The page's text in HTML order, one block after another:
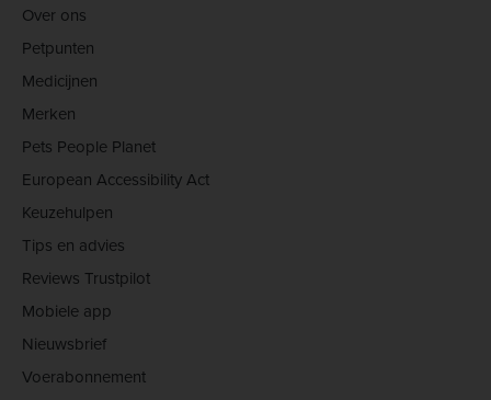
Over ons
Petpunten
Medicijnen
Merken
Pets People Planet
European Accessibility Act
Keuzehulpen
Tips en advies
Reviews Trustpilot
Mobiele app
Nieuwsbrief
Voerabonnement